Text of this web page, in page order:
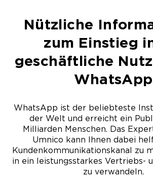
Nützliche
zum Einstieg
geschäftliche
WhatsApp
WhatsApp ist der beliebteste
der Welt und erreicht ein
Milliarden Menschen. Das
Umnico kann Ihnen dabei
Kundenkommunikationskanal zu
in ein leistungsstarkes Vertriebs-
zu verwandeln.